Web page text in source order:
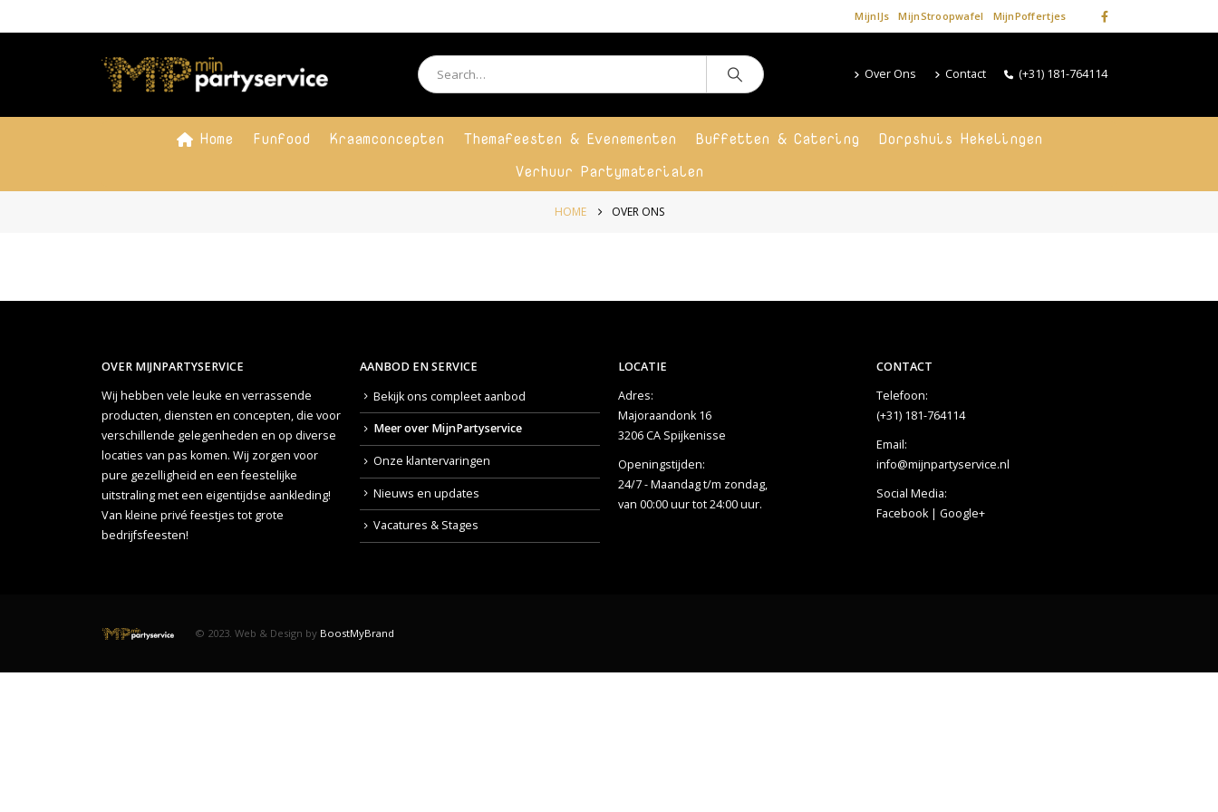
MijnIJs MijnStroopwafel MijnPoffertjes
Over Ons Contact (+31) 181-764114
Home Funfood Kraamconcepten Themafeesten & Evenementen Buffetten & Catering
Dorpshuis Hekelingen
Verhuur Partymaterialen
HOME OVER ONS
OVER MIJNPARTYSERVICE
Wij hebben vele leuke en verrassende
producten, diensten en concepten, die voor
verschillende gelegenheden en op diverse
locaties van pas komen. Wij zorgen voor
pure gezelligheid en een feestelijke
uitstraling met een eigentijdse aankleding!
Van kleine privé feestjes tot grote
bedrijfsfeesten!
AANBOD EN SERVICE
Bekijk ons compleet aanbod
Meer over MijnPartyservice
Onze klantervaringen
Nieuws en updates
Vacatures & Stages
LOCATIE
Adres:
Majoraandonk 16
3206 CA Spijkenisse
Openingstijden:
24/7 - Maandag t/m zondag,
van 00:00 uur tot 24:00 uur.
CONTACT
Telefoon:
(+31) 181-764114
Email:
info@mijnpartyservice.nl
Social Media:
Facebook| Google+
© 2023. Web & Design by BoostMyBrand